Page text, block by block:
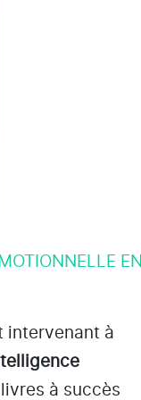
EN
intervenant à
à succès